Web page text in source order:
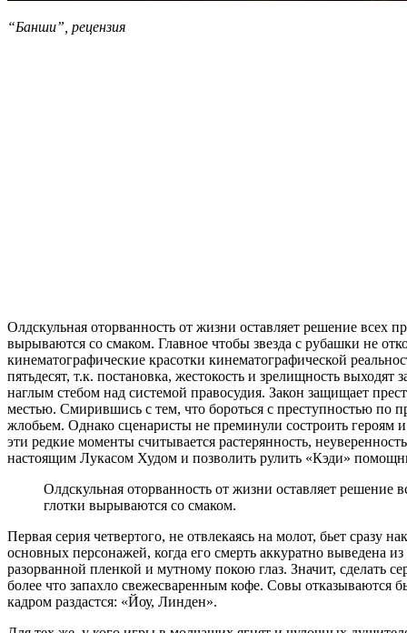
“Банши”, рецензия
Олдскульная оторванность от жизни оставляет решение всех
вырываются со смаком. Главное чтобы звезда с рубашки не
кинематографические красотки кинематографической
пятьдесят, т.к. постановка, жестокость и зрелищность
наглым стебом над системой правосудия. Закон защищает
местью. Смирившись с тем, что бороться с преступностью по
жлобьем. Однако сценаристы не преминули состроить героям
эти редкие моменты считывается растерянность,
настоящим Лукасом Худом и позволить рулить «Кэди»
Олдскульная оторванность от жизни оставляет
глотки вырываются со смаком.
Первая серия четвертого, не отвлекаясь на молот, бьет сразу
основных персонажей, когда его смерть аккуратно выведена
разорванной пленкой и мутному покою глаз. Значит, сделать
более что запахло свежесваренным кофе. Совы отказываются
кадром раздастся: «Йоу, Линден».